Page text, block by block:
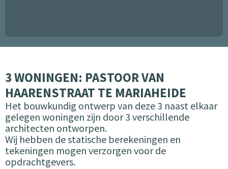
3 WONINGEN: PASTOOR VAN
HAARENSTRAAT TE MARIAHEIDE
Het bouwkundig ontwerp van deze 3 naast elkaar
gelegen woningen zijn door 3 verschillende
architecten ontworpen.
Wij hebben de statische berekeningen en
tekeningen mogen verzorgen voor de
opdrachtgevers.